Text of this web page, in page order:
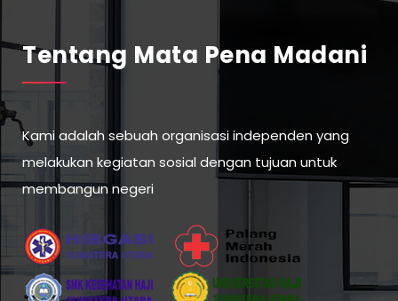
Tentang Mata Pena Madani
Kami adalah sebuah organisasi independen yang
melakukan kegiatan sosial dengan tujuan untuk
membangun negeri